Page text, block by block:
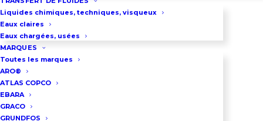
Liquides chimiques, techniques, visqueux
Eaux claires
Eaux chargées, usées
MARQUES
Toutes les marques
ARO®
ATLAS COPCO
EBARA
GRACO
GRUNDFOS
Grâce à l’intégration de roues
flottantes
drastiquement l’usure interne,
hydraulique constante malgré la